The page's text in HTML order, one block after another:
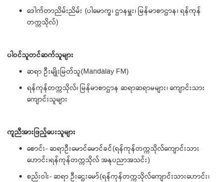
ဒေါက်တာညိမ်းညိမ်း (ပါမောက္ခ၊ ဌာနမှူး၊ မြန်မာစာဌာန၊ ရန်ကုန်
တက္ကသိုလ်)
ပါဝင်သူတင်ဆက်သူများ
ဆရာ ဦးမျိုးမြတ်သူ(Mandalay FM)
ရန်ကုန်တက္ကသိုလ်၊ မြန်မာစာဌာန ဆရာဆရာမများ၊ ကျောင်းသား
ကျောင်းသူများ
ကူညီအားဖြည့်ပေးသူများ
စောင်း- ဆရာဦးမောင်မောင်ခင်(ရန်ကုန်တက္ကသိုလ်ကျောင်းသား
ဟောင်း၊ရန်ကုန်တက္ကသိုလ် အနုပညာအသင်း)
စည်းဝါး- ဆရာ ဦးဌေးမော်(ရန်ကုန်တက္ကသိုလ်ကျောင်းသားဟောင်း၊